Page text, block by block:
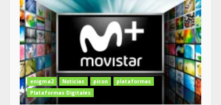
enigma2 Noticias picon
plataformas
Plataformas Digitales